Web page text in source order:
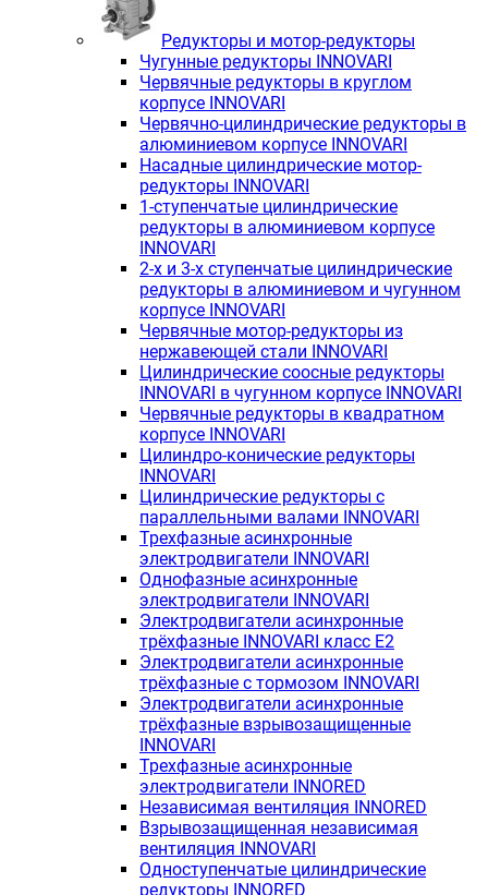
Редукторы и мотор-редукторы
Чугунные редукторы INNOVARI
Червячные редукторы в круглом
корпусе INNOVARI
Червячно-цилиндрические редукторы в
алюминиевом корпусе INNOVARI
Насадные цилиндрические мотор-
редукторы INNOVARI
1-ступенчатые цилиндрические
редукторы в алюминиевом корпусе
INNOVARI
2-х и 3-х ступенчатые цилиндрические
редукторы в алюминиевом и чугунном
корпусе INNOVARI
Червячные мотор-редукторы из
нержавеющей стали INNOVARI
Цилиндрические соосные редукторы
INNOVARI в чугунном корпусе INNOVARI
Червячные редукторы в квадратном
корпусе INNOVARI
Цилиндро-конические редукторы
INNOVARI
Цилиндрические редукторы с
параллельными валами INNOVARI
Трехфазные асинхронные
электродвигатели INNOVARI
Однофазные асинхронные
электродвигатели INNOVARI
Электродвигатели асинхронные
трёхфазные INNOVARI класс E2
Электродвигатели асинхронные
трёхфазные с тормозом INNOVARI
Электродвигатели асинхронные
трёхфазные взрывозащищенные
INNOVARI
Трехфазные асинхронные
электродвигатели INNORED
Независимая вентиляция INNORED
Взрывозащищенная независимая
вентиляция INNOVARI
Одноступенчатые цилиндрические
редукторы INNORED